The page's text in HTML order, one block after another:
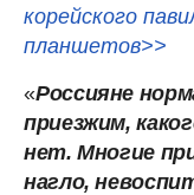
корейского
планшетов>>
«Россияне
приезжим,
нет. Многие
нагло,